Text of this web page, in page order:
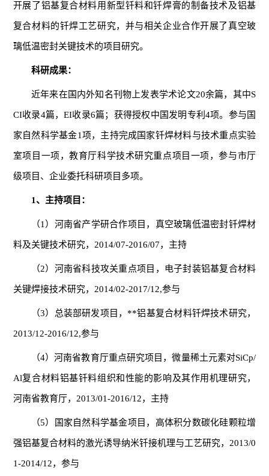
开展了铝基复合材料用新型钎料和钎焊膏的制备技术及铝基
复合材料的钎焊工艺研究，并与相关企业合作开展了真空玻
璃低温密封关键技术的项目研究。
科研成果：
近年来在国内外知名刊物上发表学术论文20余篇，其中S
CI收录4篇，EI收录6篇；获得授权中国发明专利4项。参与国
家自然科学基金1项，主持完成国家钎焊材料与技术重点实验
室项目一项，教育厅科学技术研究重点项目一项，参与市厅
级项目、企业委托科研项目多项。
1、主持项目：
（1）河南省产学研合作项目，真空玻璃低温密封钎焊材
料及关键技术研究，2014/07-2016/07，主持
（2）河南省科技攻关重点项目，电子封装铝基复合材料
关键焊接技术研究，2014/02-2017/12,参与
（3）总装部研发项目，**铝基复合材料钎焊技术研究，
2013/12-2016/12,参与
（4）河南省教育厅重点研究项目，微量稀土元素对SiCp/
Al复合材料铝基钎料组织和性能的影响及其作用机理研究，
河南省教育厅，2013/01-2016/12，主持
（5）国家自然科学基金项目，高体积分数碳化硅颗粒增
强铝基复合材料的激光诱导纳米钎接机理与工艺研究，2013/0
1-2014/12，参与